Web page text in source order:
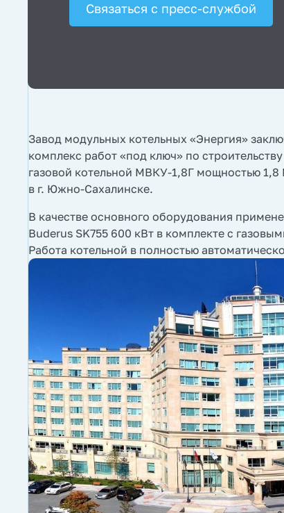
Связаться с пресс-службой
Завод модульных котельных «Энергия»
комплекс работ «под ключ» по
газовой котельной МВКУ-1,8Г мощностью
в г. Южно-Сахалинске.
В качестве основного оборудования
Buderus SK755 600 кВт в комплекте с
Работа котельной в полностью